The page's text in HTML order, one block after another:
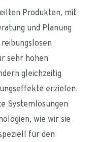
Produkten, mit
und Planung
sehr hohen
gleichzeitig
erzielen.
Systemlösungen
wie wir sie
für den